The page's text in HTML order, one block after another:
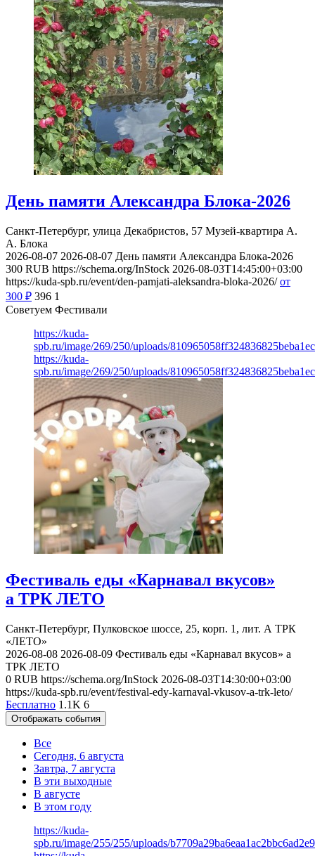
День памяти Александра Блока-2026
Санкт-Петербург, улица Декабристов, 57 Музей-квартира А.
А. Блока
2026-08-07 2026-08-07 День памяти Александра Блока-2026
300 RUB https://schema.org/InStock 2026-08-03T14:45:00+03:00
https://kuda-spb.ru/event/den-pamjati-aleksandra-bloka-2026/ от
300 ₽ 396 1
Советуем Фестивали
https://kuda-
spb.ru/image/269/250/uploads/
https://kuda-
spb.ru/image/269/250/uploads/
Фестиваль еды «Карнавал вкусов»
а ТРК ЛЕТО
Санкт-Петербург, Пулковское шоссе, 25, корп. 1, лит. А ТРК
«ЛЕТО»
2026-08-08 2026-08-09 Фестиваль еды «Карнавал вкусов» а
ТРК ЛЕТО
0 RUB https://schema.org/InStock 2026-08-03T14:30:00+03:00
https://kuda-spb.ru/event/festival-edy-karnaval-vkusov-a-trk-leto/
Бесплатно 1.1K 6
Отображать события
Все
Сегодня, 6 августа
Завтра, 7 августа
В эти выходные
В августе
В этом году
https://kuda-
spb.ru/image/255/255/uploads/